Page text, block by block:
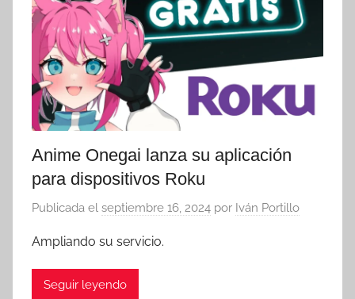
Anime Onegai lanza su aplicación
para dispositivos Roku
Publicada el septiembre 16, 2024 por Iván Portillo
Ampliando su servicio.
Seguir leyendo